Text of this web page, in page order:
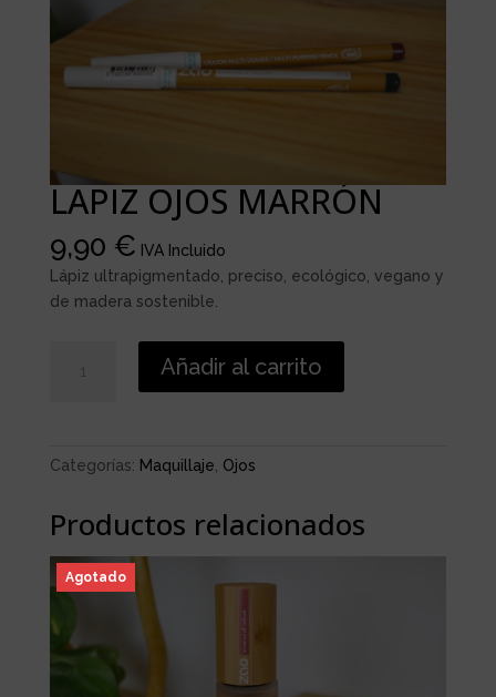
LAPIZ OJOS MARRÓN
9,90 € IVA Incluido
Lápiz ultrapigmentado, preciso, ecológico, vegano y
de madera sostenible.
OJOS
Añadir al carrito
Categorías: Maquillaje Ojos
Productos relacionados
Agotado